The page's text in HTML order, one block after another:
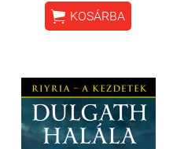
 KOSÁRBA